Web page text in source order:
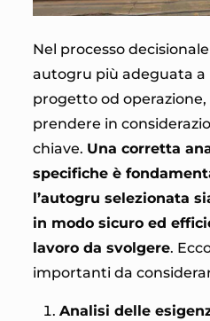
Nel processo
autogru più adeguata
progetto od operazione,
prendere in
chiave. Una corretta
specifiche è
l’autogru selezionata
in modo sicuro ed
lavoro da svolgere.
importanti da
Analisi delle